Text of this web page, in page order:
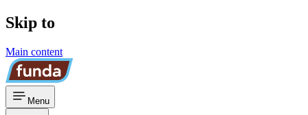
Skip to
Main content
Menu